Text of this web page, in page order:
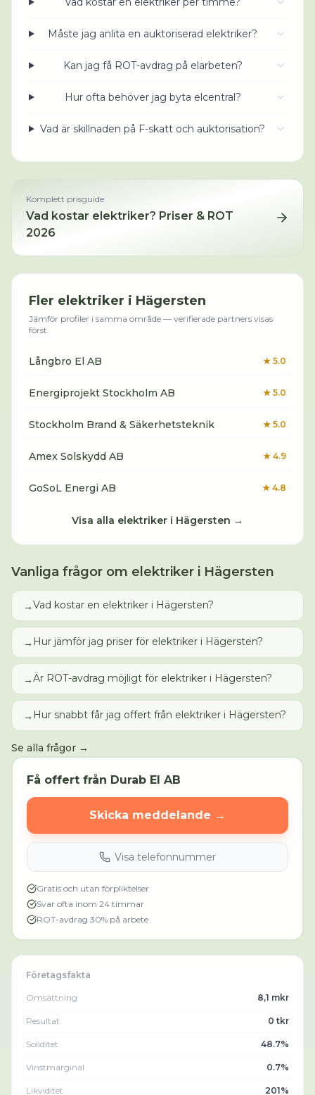
Måste jag anlita en auktoriserad elektriker?
Kan jag få ROT-avdrag på elarbeten?
Hur ofta behöver jag byta elcentral?
Vad är skillnaden på F-skatt och auktorisation?
Komplett prisguide
Vad kostar elektriker? Priser & ROT
2026
Fler elektriker i Hägersten
Jämför profiler i samma område — verifierade partners visas
först.
Långbro El AB ★ 5.0
Energiprojekt Stockholm AB ★ 5.0
Stockholm Brand & Säkerhetsteknik ★ 5.0
Amex Solskydd AB ★ 4.9
GoSoL Energi AB ★ 4.8
Visa alla elektriker i Hägersten →
Vanliga frågor om elektriker i Hägersten
→Vad kostar en elektriker i Hägersten?
→ Hur jämför jag priser för elektriker i Hägersten?
→Är ROT-avdrag möjligt för elektriker i Hägersten?
→ Hur snabbt får jag offert från elektriker i Hägersten?
Se alla frågor →
Få offert från Durab El AB
Skicka meddelande →
Visa telefonnummer
Gratis och utan förpliktelser
Svar ofta inom 24 timmar
ROT-avdrag 30% på arbete
Företagsfakta
Omsättning 8,1 mkr
Resultat 0 tkr
Soliditet 48.7%
Vinstmarginal 0.7%
Likviditet 201%